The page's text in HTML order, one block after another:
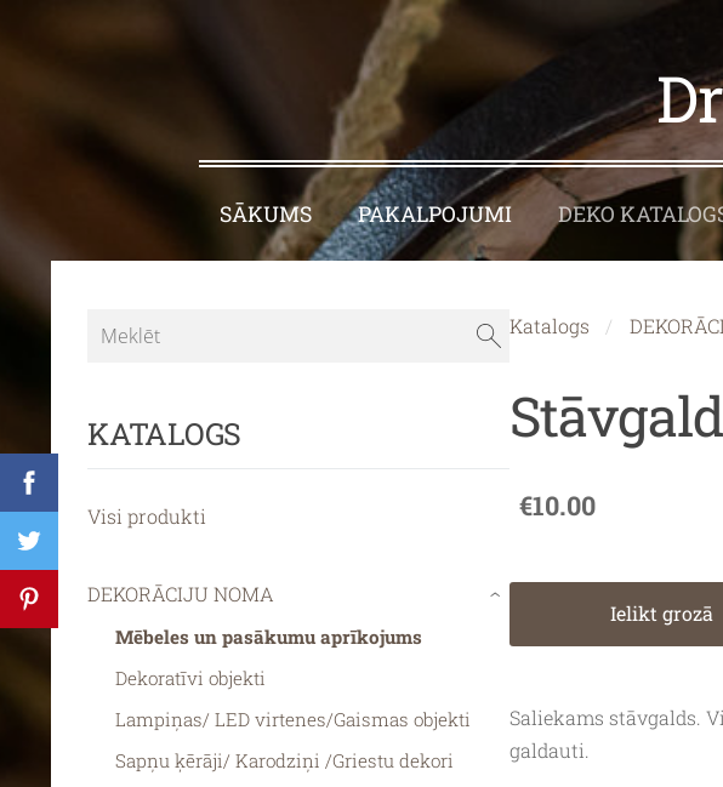
SĀKUMS PAKALPOJUMI DEKO
KATALOGS
Visi produkti
DEKORĀCIJU NOMA
Mēbeles un pasākumu aprīkojums
Dekoratīvi objekti
Lampiņas/ LED virtenes/Gaismas objekti
Sapņu ķērāji/ Karodziņi /Griestu dekori
›
Katalogs
€10.00
Ielikt grozā
Saliekams stāvgalds.
galdauti.